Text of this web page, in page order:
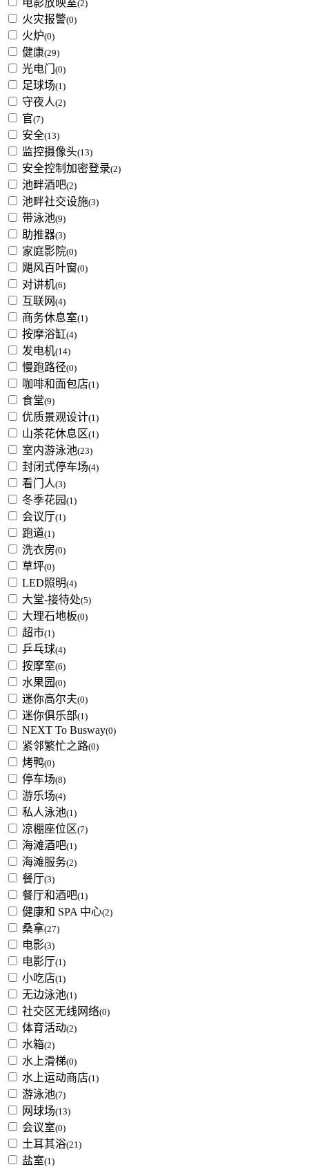
(2)
火灾报警(0)
火炉(0)
健康(29)
光电门 (0)
足球场(1)
守夜人(2)
官(7)
安全(13)
监控摄像头(13)
安全控制加密登录(2)
池畔酒吧(2)
池畔社交设施(3)
带泳池(9)
助推器(3)
家庭影院(0)
飓风百叶窗(0)
对讲机(6)
互联网 (4)
商务休息室(1)
按摩浴缸(4)
发电机(14)
慢跑路径(0)
咖啡和面包店(1)
食堂(9)
优质景观设计(1)
山茶花休息区(1)
室内游泳池(23)
封闭式停车场(4)
看门人(3)
冬季花园 (1)
会议厅(1)
跑道(1)
洗衣房(0)
草坪(0)
LED照明(4)
大堂-接待处(5)
大理石地板(0)
超市(1)
乒乓球(4)
按摩室(6)
水果园 (0)
迷你高尔夫(0)
迷你俱乐部(1)
NEXT To Busway(0)
紧邻繁忙之路(0)
烤鸭(0)
停车场(8)
游乐场(4)
私人泳池(1)
凉棚座位区(7)
海滩酒吧(1)
海滩服务(2)
餐厅(3)
餐厅和酒吧(1)
健康和 SPA 中心(2)
桑拿(27)
电影(3)
电影厅(1)
小吃店(1)
无边泳池(1)
社交区无线网络(0)
体育活动(2)
水箱(2)
水上滑梯(0)
水上运动商店(1)
游泳池(7)
网球场(13)
会议室(0)
土耳其浴(21)
盐室(1)